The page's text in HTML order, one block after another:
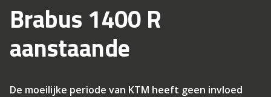
Brabus 1400 R
aanstaande
De moeilijke periode van KTM heeft geen invloed